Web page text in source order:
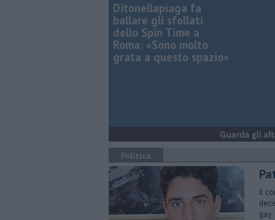
Ditonellapiaga fa
ballare gli sfollati
dello Spin Time a
Roma: «Sono molto
grata a questo spazio»
Politica
Il
gay